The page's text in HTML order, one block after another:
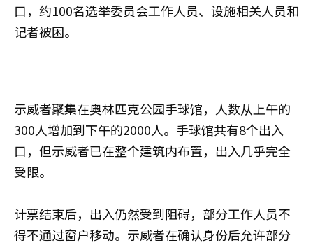
口，约100名选举委员会工作人员、设施相关人员和
记者被困。
示威者聚集在奥林匹克公园手球馆，人数从上午的
300人增加到下午的2000人。手球馆共有8个出入
口，但示威者已在整个建筑内布置，出入几乎完全
受限。
计票结束后，出入仍然受到阻碍，部分工作人员不
得不通过窗户移动。示威者在确认身份后允许部分